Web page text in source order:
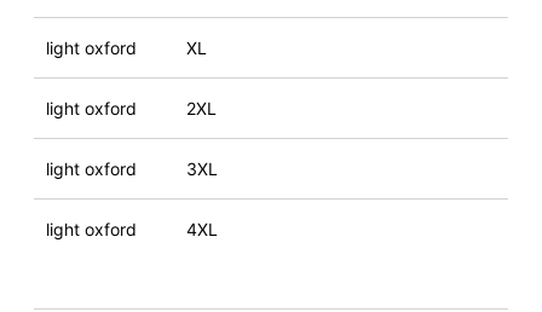
light oxford XL
light oxford 2XL
light oxford 3XL
light oxford 4XL